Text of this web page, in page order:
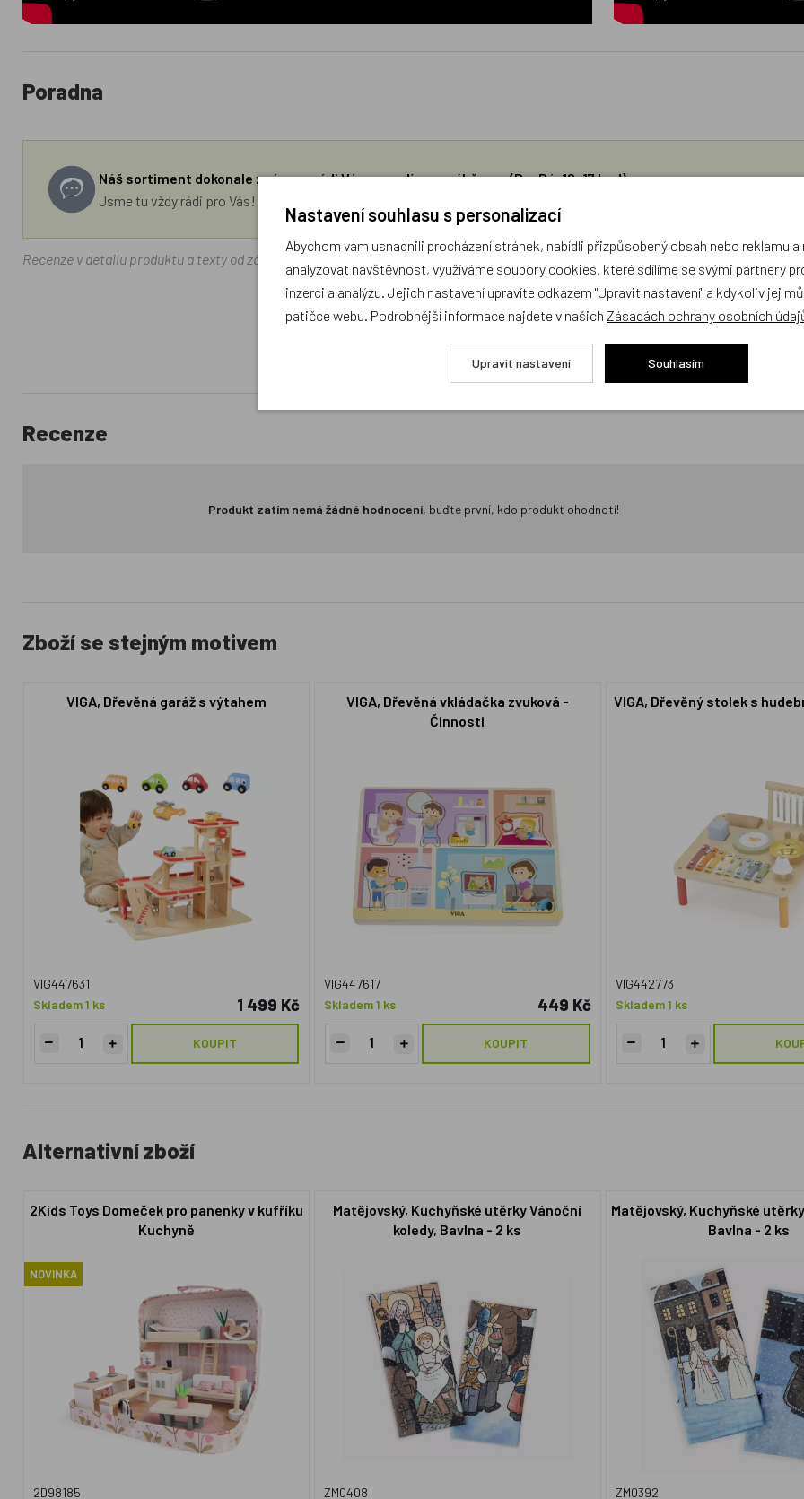
Poradna
Náš sortiment dokonale známe a rádi Vám poradíme s výběrem (Po–Pá, 10–17 hod).
Jsme tu vždy rádi pro Vás! Váš rodinný obchod Dráček.cz
Recenze v detailu produktu a texty od zákazníků v poradně odrážejí výhradně názory a stanoviska zákazníků. Provozovatel e-shopu
Zatím zde nejsou žádné dotazy. Buďte první, kdo se zeptá!
Recenze
Produkt zatím nemá žádné hodnocení, buďte první, kdo produkt ohodnotí!
Zboží se stejným motivem
VIGA, Dřevěná garáž s výtahem
VIG447631
Skladem 1 ks
1 499 Kč
KOUPIT
VIGA, Dřevěná vkládačka zvuková -
Činnosti
VIG447617
Skladem 1 ks
449 Kč
KOUPIT
VIGA, Dřevěný stolek s
VIG442773
Skladem 1 ks
Alternativní zboží
2Kids Toys Domeček pro panenky v kufříku
Kuchyně
NOVINKA
2D98185
Matějovský, Kuchyňské utěrky Vánoční
koledy, Bavlna - 2 ks
ZM0408
Matějovský, Kuchyňské
Bavlna - 2 ks
ZM0392
Nastavení souhlasu s personalizací
Abychom vám usnadnili procházení stránek, nabídli přizpůsobený obsah nebo reklamu
analyzovat návštěvnost, využíváme soubory cookies, které sdílíme se svými partnery
inzerci a analýzu. Jejich nastavení upravíte odkazem "Upravit nastavení" a kdykoliv jej
patičce webu. Podrobnější informace najdete v našich Zásadách ochrany osobních
Upravit nastavení Souhlasím